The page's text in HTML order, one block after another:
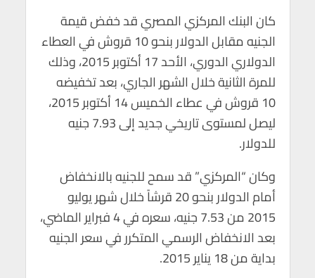
كان البنك المركزي المصري قد خفض قيمة
الجنيه مقابل الدولار بنحو 10 قروش في العطاء
الدولاري الدوري، الأحد 17 أكتوبر 2015، وذلك
للمرة الثانية خلال الشهر الجاري، بعد تخفيضه
10 قروش في عطاء الخميس 14 أكتوبر 2015،
ليصل لمستوى تاريخي جديد إلى 7.93 جنيه
للدولار.
وكان “المركزي” قد سمح للجنيه بالانخفاض
أمام الدولار بنحو 20 قرشاً خلال شهر يوليو
2015 من 7.53 جنيه، سعره في 4 فبراير الماضي،
بعد الانخفاض الرسمي المتكرر في سعر الجنيه
بداية من 18 يناير 2015.